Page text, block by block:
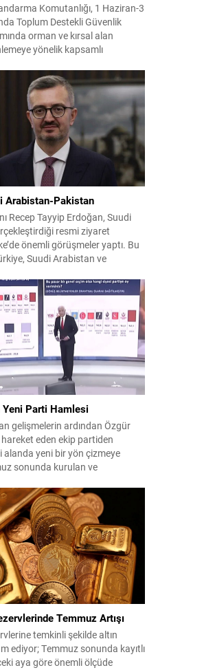
Komutanlığı, 1 Haziran-3
Toplum Destekli Güvenlik
orman ve kırsal alan
yönelik kapsamlı
tim ve 742 personel, sahada
bilinçlendirdi ve denetim
Faaliyetler esnasında
ve balya...
Arabistan-Pakistan
Recep Tayyip Erdoğan, Suudi
resmi ziyaret
önemli görüşmeler yaptı. Bu
Suudi Arabistan ve
oluşturuldu. Ziyaretin en somut
imza attığı Mekke Ortak
oldu. Anlaşma; ortak
bölgesel barış, istikrar...
Yeni Parti Hamlesi
gelişmelerin ardından Özgür
eden ekip partiden
alanda yeni bir yön çizmeye
sonunda kurulan ve
medyanın gündemine girdi.
ardından bazı anket sonuçları
partinin tabanda karşılık
gündemi...
Temmuz Artışı
temkinli şekilde altın
ediyor; Temmuz sonunda kayıtlı
aya göre önemli ölçüde